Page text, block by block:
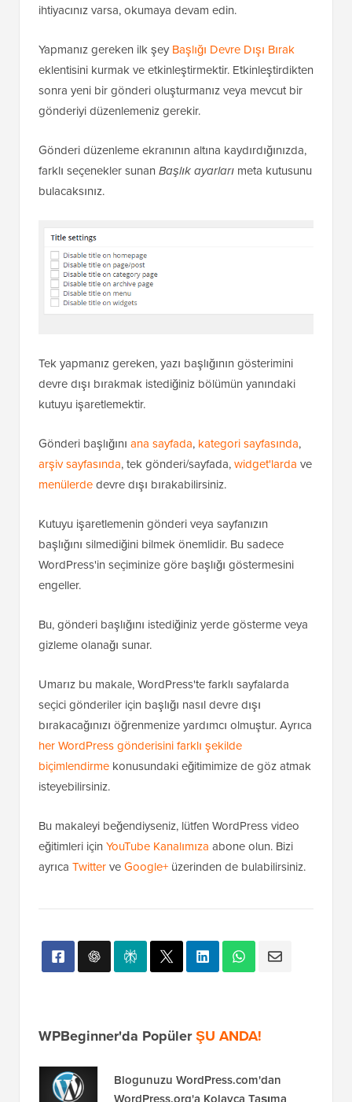
ihtiyacınız varsa, okumaya devam edin.
Yapmanız gereken ilk şey Başlığı Devre Dışı Bırak
eklentisini kurmak ve etkinleştirmektir. Etkinleştirdikten
sonra yeni bir gönderi oluşturmanız veya mevcut bir
gönderiyi düzenlemeniz gerekir.
Gönderi düzenleme ekranının altına kaydırdığınızda,
farklı seçenekler sunan Başlık ayarları meta kutusunu
bulacaksınız.
Tek yapmanız gereken, yazı başlığının gösterimini
devre dışı bırakmak istediğiniz bölümün yanındaki
kutuyu işaretlemektir.
Gönderi başlığını ana sayfada, kategori sayfasında,
arşiv sayfasında, tek gönderi/sayfada,widget'larda ve
menülerdedevre dışı bırakabilirsiniz.
Kutuyu işaretlemenin gönderi veya sayfanızın
başlığını silmediğini bilmek önemlidir. Bu sadece
WordPress'in seçiminize göre başlığı göstermesini
engeller.
Bu, gönderi başlığını istediğiniz yerde gösterme veya
gizleme olanağı sunar.
Umarız bu makale, WordPress'te farklı sayfalarda
seçici gönderiler için başlığı nasıl devre dışı
bırakacağınızı öğrenmenize yardımcı olmuştur. Ayrıca
her WordPress gönderisini farklı şekilde
biçimlendirme konusundaki eğitimimize de göz atmak
isteyebilirsiniz.
Bu makaleyi beğendiyseniz, lütfen WordPress video
eğitimleri için YouTube Kanalımıza abone olun. Bizi
ayrıca TwitterveGoogle+ üzerinden de bulabilirsiniz.
WPBeginner'da PopülerŞU ANDA!
Blogunuzu WordPress.com'dan